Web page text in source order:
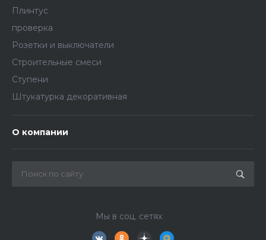
Плинтус
проверка
Розетки и выключатели
Строительные смеси
Ступени
Штукатурка декоративная
О компании
Мы в соц. сетях